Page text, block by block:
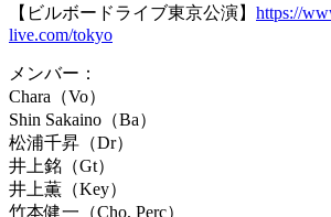
【ビルボードライブ東京公演】 https://
live.com/tokyo
メンバー：
Chara（Vo）
Shin Sakaino（Ba）
松浦千昇（Dr）
井上銘（Gt）
井上薫（Key）
竹本健一（Cho, Perc）